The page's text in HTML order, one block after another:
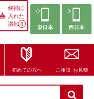
候補に
入れた
講師0
初めての方へ ご相談･お見積